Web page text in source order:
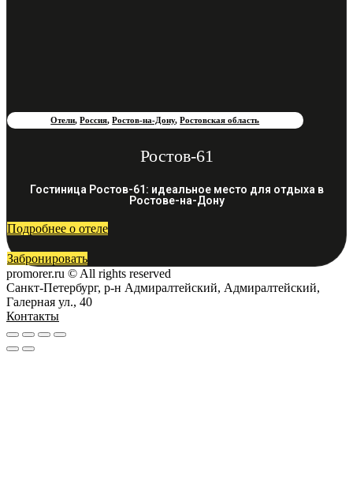
Отели,Россия,Ростов-на-Дону,Ростовская область
Ростов-61
Гостиница Ростов-61: идеальное место для отдыха в
Ростове-на-Дону
Подробнее о отеле
Забронировать
promorer.ru © All rights reserved
Санкт-Петербург, р-н Адмиралтейский, Адмиралтейский,
Галерная ул., 40
Контакты